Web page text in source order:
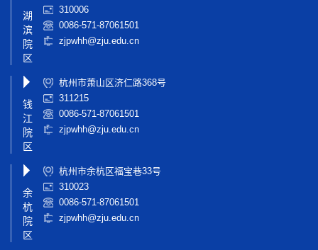
湖
滨
院
区
310006
0086-571-87061501
zjpwhh@zju.edu.cn
钱
江
院
区
杭州市萧山区济仁路368号
311215
0086-571-87061501
zjpwhh@zju.edu.cn
余
杭
院
区
杭州市余杭区福宝巷33号
310023
0086-571-87061501
zjpwhh@zju.edu.cn